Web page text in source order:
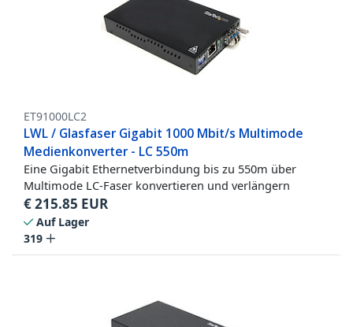
ET91000LC2
LWL / Glasfaser Gigabit 1000 Mbit/s Multimode
Medienkonverter - LC 550m
Eine Gigabit Ethernetverbindung bis zu 550m über
Multimode LC-Faser konvertieren und verlängern
€215.85 EUR
Auf Lager
319